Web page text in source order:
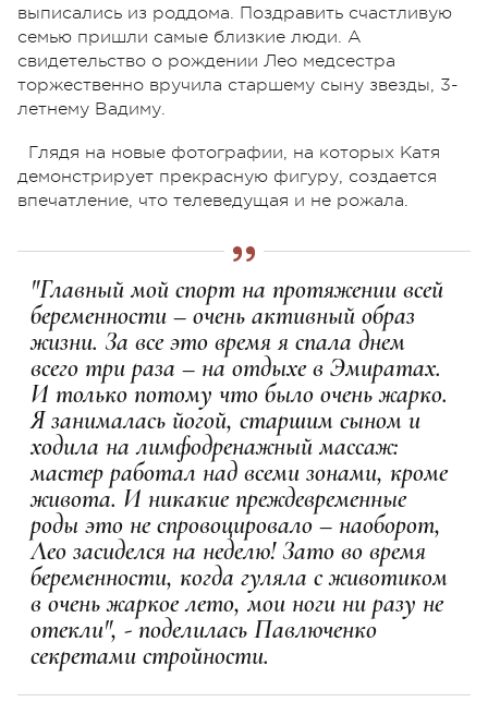
выписались из роддома. Поздравить счастливую
семью пришли самые близкие люди. А
свидетельство о рождении Лео медсестра
торжественно вручила старшему сыну звезды, 3-
летнему Вадиму.
Глядя на новые фотографии, на которых Катя
демонстрирует прекрасную фигуру, создается
впечатление, что телеведущая и не рожала.
"Главный мой спорт на протяжении всей
беременности – очень активный образ
жизни. За все это время я спала днем
всего три раза – на отдыхе в Эмиратах.
И только потому что было очень жарко.
Я занималась йогой, старшим сыном и
ходила на лимфодренажный массаж:
мастер работал над всеми зонами, кроме
живота. И никакие преждевременные
роды это не спровоцировало – наоборот,
Лео засиделся на неделю! Зато во время
беременности, когда гуляла с животиком
в очень жаркое лето, мои ноги ни разу не
отекли", - поделилась Павлюченко
секретами стройности.